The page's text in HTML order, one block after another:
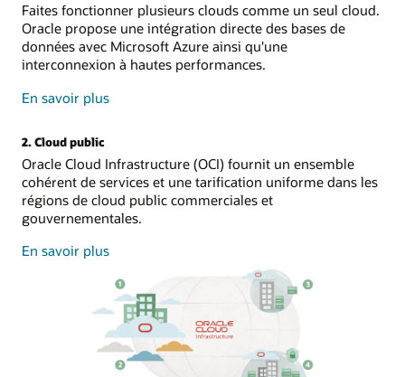
Faites fonctionner plusieurs clouds comme un seul cloud.
Oracle propose une intégration directe des bases de
données avec Microsoft Azure ainsi qu'une
interconnexion à hautes performances.
En savoir plussur
2. Cloud public
Oracle Cloud Infrastructure (OCI) fournit un ensemble
cohérent de services et une tarification uniforme dans les
régions de cloud public commerciales et
gouvernementales.
En savoir plussur
cloud
public